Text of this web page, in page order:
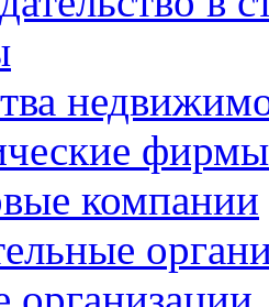
фирмы
компании